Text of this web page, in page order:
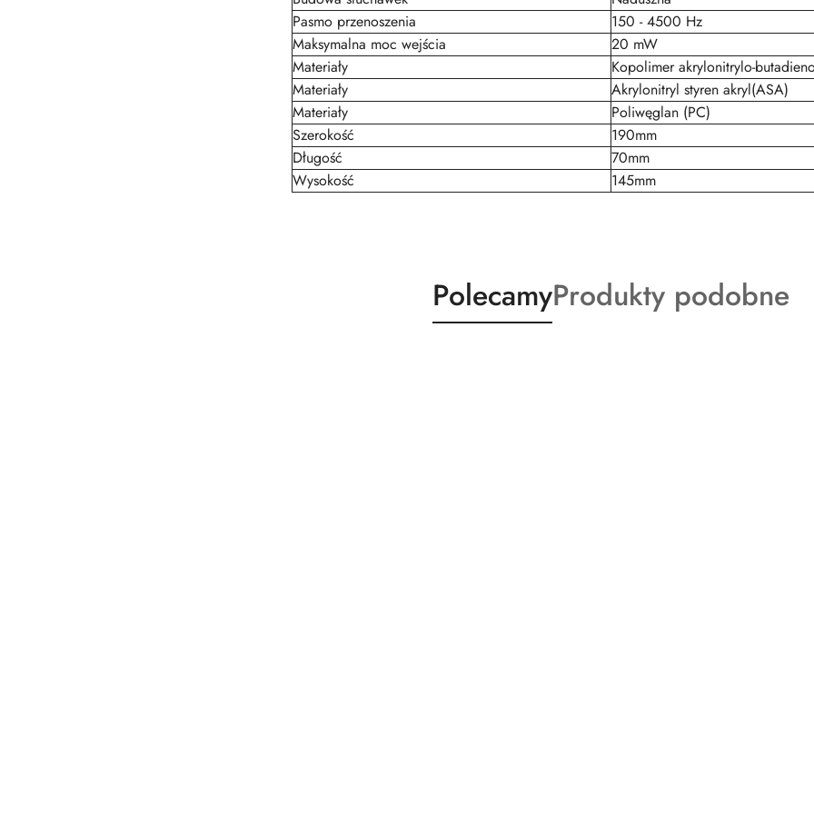
Pasmo przenoszenia
150 - 4500 Hz
Maksymalna moc wejścia
20 mW
Materiały
Kopolimer akrylonitrylo-
Materiały
Akrylonitryl styren akryl(ASA)
Materiały
Poliwęglan (PC)
Szerokość
190mm
Długość
70mm
Wysokość
145mm
Produkty
o
PolecamyProdukty
o
Produkty podobne